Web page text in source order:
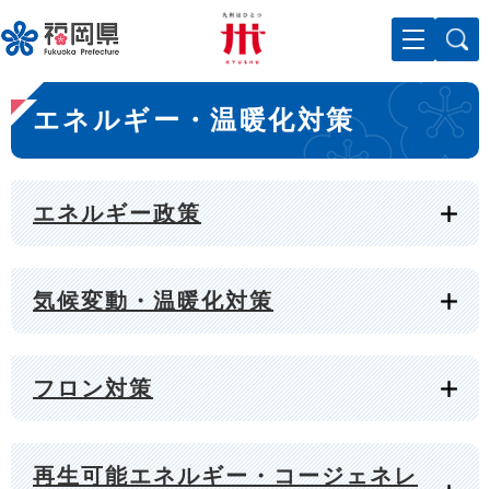
ー
ジ
先
頭
で
。
メニューを飛ばして本文へ
本
文
エネルギー・温暖化対策
エネルギー政策
気候変動・温暖化対策
フロン対策
再生可能エネルギー・コージェネレ